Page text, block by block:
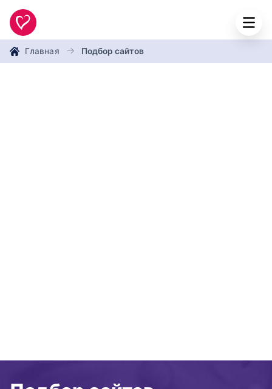
Главная Подбор сайтов